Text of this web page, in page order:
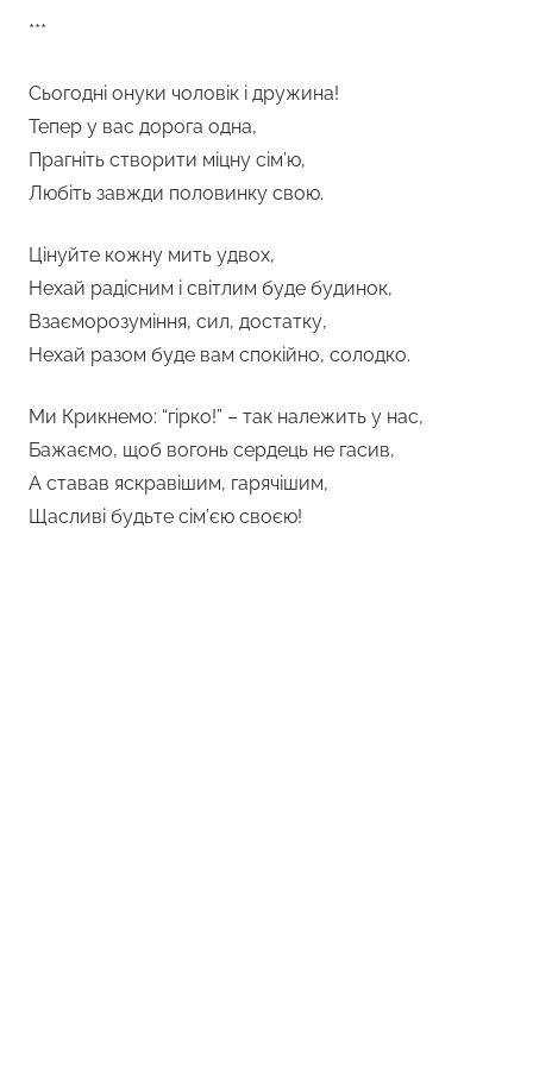
***
Сьогодні онуки чоловік і дружина!
Тепер у вас дорога одна,
Прагніть створити міцну сім’ю,
Любіть завжди половинку свою.
Цінуйте кожну мить удвох,
Нехай радісним і світлим буде будинок,
Взаєморозуміння, сил, достатку,
Нехай разом буде вам спокійно, солодко.
Ми Крикнемо: “гірко!” – так належить у нас,
Бажаємо, щоб вогонь сердець не гасив,
А ставав яскравішим, гарячішим,
Щасливі будьте сім’єю своєю!